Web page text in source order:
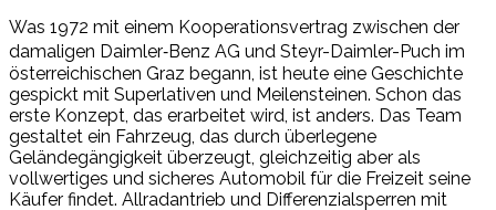
Was 1972 mit einem Kooperationsvertrag zwischen der
damaligen Daimler‑Benz AG und Steyr-Daimler-Puch im
österreichischen Graz begann, ist heute eine Geschichte
gespickt mit Superlativen und Meilensteinen. Schon das
erste Konzept, das erarbeitet wird, ist anders. Das Team
gestaltet ein Fahrzeug, das durch überlegene
Geländegängigkeit überzeugt, gleichzeitig aber als
vollwertiges und sicheres Automobil für die Freizeit seine
Käufer findet. Allradantrieb und Differenzialsperren mit